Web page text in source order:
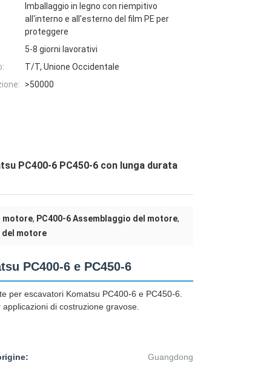
Imballaggio in legno con riempitivo
all'interno e all'esterno del film PE per
proteggere
5-8 giorni lavorativi
T/T, Unione Occidentale
>50000
PC400-6 PC450-6 con lunga durata
motore, PC400-6 Assemblaggio del motore,
del motore
PC400-6 e PC450-6
per escavatori Komatsu PC400-6 e PC450-6.
di costruzione gravose.
Guangdong